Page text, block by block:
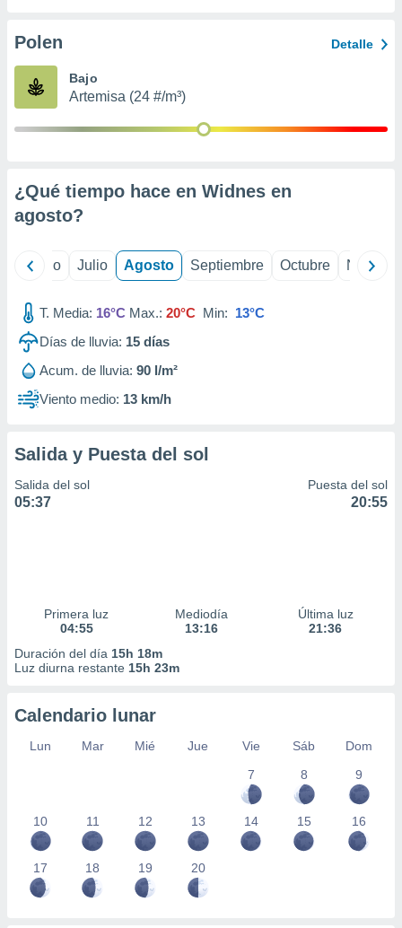
e
mediante
de
1199
Polen Detalle
Bajo
Artemisa (24 #/m³)
¿Qué tiempo hace en Widnes en
agosto?
Junio Julio Agosto Septiembre Octubre
T. Media: 16°C Max.: 20°C Min: 13°C
Días de lluvia: 15 días
Acum. de lluvia: 90 l/m²
Viento medio: 13 km/h
Salida y Puesta del sol
Salida del sol
05:37
Puesta del sol
20:55
Primera luz
04:55
Mediodía
13:16
Última luz
21:36
Duración del día 15h 18m
Luz diurna restante 15h 23m
Calendario lunar
Lun Mar Mié Jue Vie Sáb
Dom
7
8 9
10 11 12 13 14 15 16
17 18 19 20